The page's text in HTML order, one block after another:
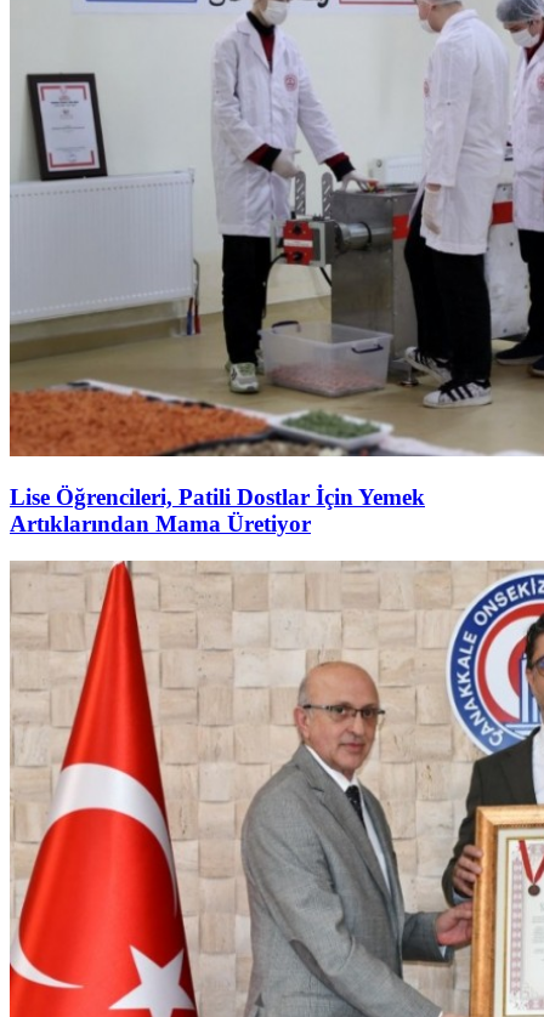
Lise Öğrencileri, Patili Dostlar İçin Yemek
Artıklarından Mama Üretiyor